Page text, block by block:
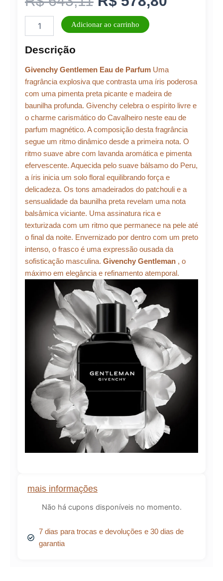
mais informações
Não há cupons disponíveis no momento.
7 dias para trocas e devoluções e 30 dias de
garantia
preço
era:
R$ 643,11.
é:
R$
Masculino
Gentleman
de
Parfum
quantidade
Adicionar ao carrinho
Descrição
Givenchy Gentlemen Eau de Parfum Uma
fragrância explosiva que contrasta uma íris poderosa
com uma pimenta preta picante e madeira de
baunilha profunda. Givenchy celebra o espírito livre e
o charme carismático do Cavalheiro neste eau de
parfum magnético. A composição desta fragrância
segue um ritmo dinâmico desde a primeira nota. O
ritmo suave abre com lavanda aromática e pimenta
efervescente. Aquecida pelo suave bálsamo do Peru,
a íris inicia um solo floral equilibrando força e
delicadeza. Os tons amadeirados do patchouli e a
sensualidade da baunilha preta revelam uma nota
balsâmica viciante. Uma assinatura rica e
texturizada com um ritmo que permanece na pele até
o final da noite. Envernizado por dentro com um preto
intenso, o frasco é uma expressão ousada da
sofisticação masculina. Givenchy Gentleman , o
máximo em elegância e refinamento atemporal.